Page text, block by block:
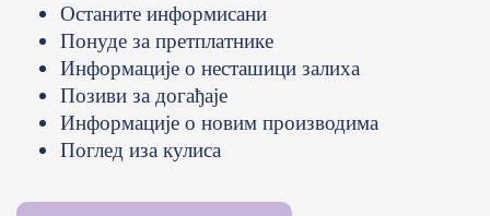
Останите информисани
Понуде за претплатнике
Информације о несташици залиха
Позиви за догађаје
Информације о новим производима
Поглед иза кулиса